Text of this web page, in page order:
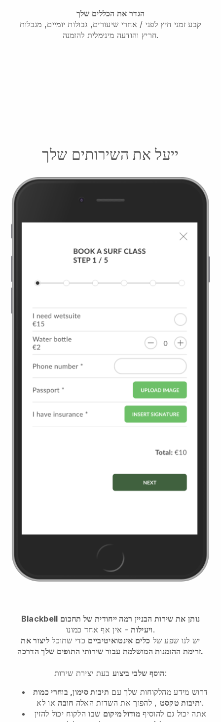
הגדר את הכללים שלך
קבע זמני חיץ לפני / אחרי שיעורים, גבולות יומיים, מגבלות
חריץ והודעה מינימלית להזמנה.
ייעל את השירותים שלך
Blackbell נותן את שירות הבניין רמה ייחודית של תחכום
ויעילות- אין אף אחד כמונו.
יש לנו שפע של כלים אינטואיטיביים כדי שתוכלליצור את
זרימת ההזמנות המושלמת עבור שירותי התופים שלך הדרכה.
הוסף שלבי ביצועבעת יצירת שירות:
דרוש מידע מהלקוחות שלך עם תיבות סימון, בוחרי כמות
ותיבות טקסט , להפוך את השדות האלה חובה
או לא.
אתה יכול גם להוסיף מודול מיקום שבו הלקוח יכול להזין